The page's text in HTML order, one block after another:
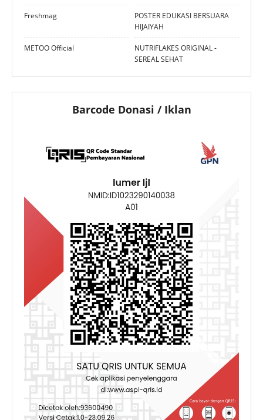
Freshmag
POSTER EDUKASI BERSUARA
HIJAIYAH
METOO Official
NUTRIFLAKES ORIGINAL -
SEREAL SEHAT
Barcode Donasi / Iklan